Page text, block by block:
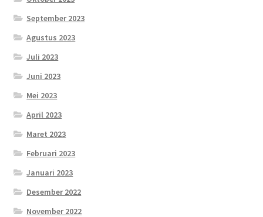
September 2023
Agustus 2023
Juli 2023
Juni 2023
Mei 2023
April 2023
Maret 2023
Februari 2023
Januari 2023
Desember 2022
November 2022